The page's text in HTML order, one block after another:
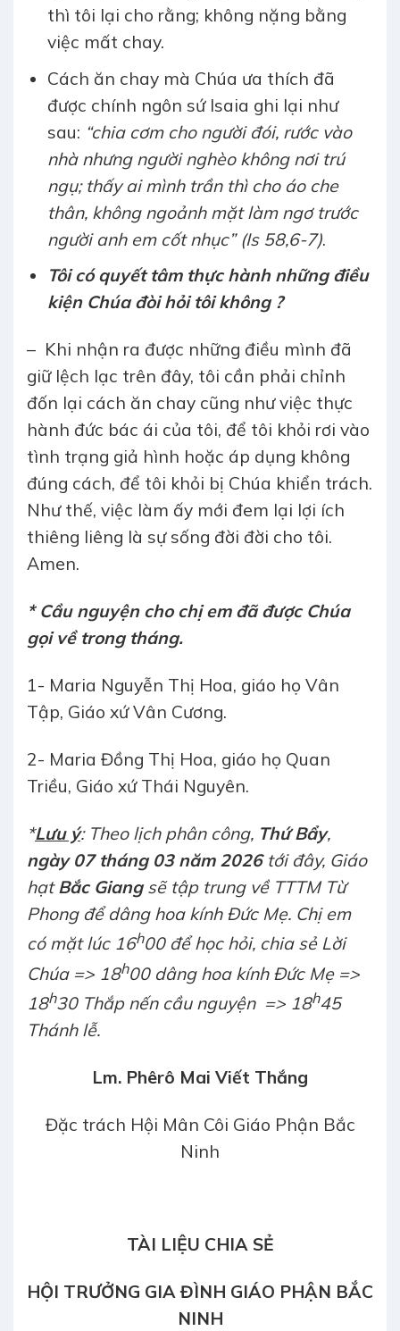
thì tôi lại cho rằng; không nặng bằng
việc mất chay.
Cách ăn chay mà Chúa ưa thích đã
được chính ngôn sứ Isaia ghi lại như
sau: “chia cơm cho người đói, rước vào
nhà nhưng người nghèo không nơi trú
ngụ; thấy ai mình trần thì cho áo che
thân, không ngoảnh mặt làm ngơ trước
người anh em cốt nhục” (Is 58,6-7).
Tôi có quyết tâm thực hành những điều
kiện Chúa đòi hỏi tôi không ?
– Khi nhận ra được những điều mình đã
giữ lệch lạc trên đây, tôi cần phải chỉnh
đốn lại cách ăn chay cũng như việc thực
hành đức bác ái của tôi, để tôi khỏi rơi vào
tình trạng giả hình hoặc áp dụng không
đúng cách, để tôi khỏi bị Chúa khiển trách.
Như thế, việc làm ấy mới đem lại lợi ích
thiêng liêng là sự sống đời đời cho tôi.
Amen.
* Cầu nguyện cho chị em đã được Chúa
gọi về trong tháng.
1- Maria Nguyễn Thị Hoa, giáo họ Vân
Tập, Giáo xứ Vân Cương.
2- Maria Đồng Thị Hoa, giáo họ Quan
Triều, Giáo xứ Thái Nguyên.
*Lưu ý: Theo lịch phân công, Thứ Bẩy,
ngày 07 tháng 03 năm 2026 tới đây, Giáo
hạt Bắc Giangsẽ tập trung về TTTM Từ
Phong để dâng hoa kính Đức Mẹ. Chị em
có mặt lúc 16h00 để học hỏi, chia sẻ Lời
Chúa => 18h00 dâng hoa kính Đức Mẹ =>
18h30 Thắp nến cầu nguyện => 18h45
Thánh lễ.
Lm. Phêrô Mai Viết Thắng
Đặc trách Hội Mân Côi Giáo Phận Bắc
Ninh
TÀI LIỆU CHIA SẺ
HỘI TRƯỞNG GIA ĐÌNH GIÁO PHẬN BẮC
NINH